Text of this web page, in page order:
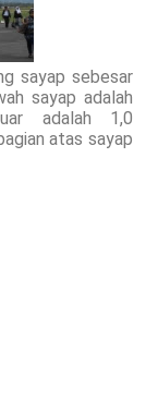
sayap sebesar
sayap adalah
adalah 1,0
atas sayap